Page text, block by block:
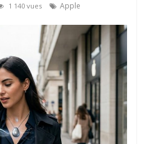
1 140 vues Apple